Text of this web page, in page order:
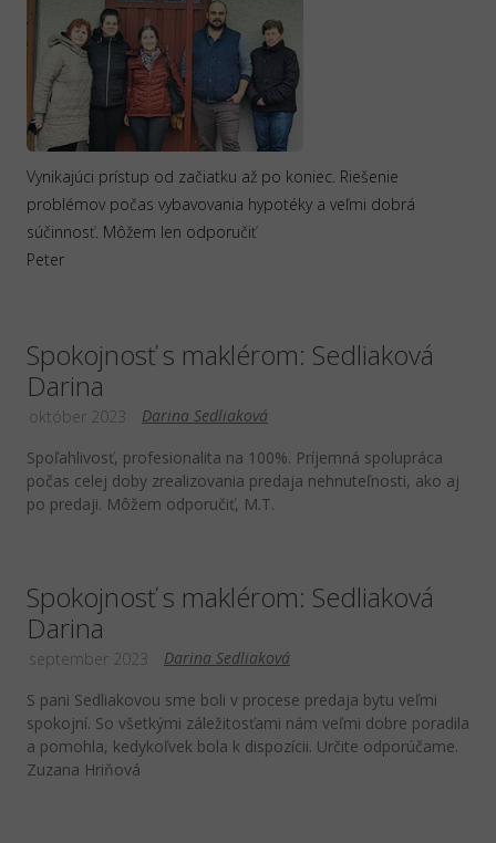
Vynikajúci prístup od začiatku až po koniec. Riešenie
problémov počas vybavovania hypotéky a veľmi dobrá
súčinnosť. Môžem len odporučiť
Peter
Spokojnosť s maklérom: Sedliaková
Darina
Darina Sedliaková
október 2023
Spoľahlivosť, profesionalita na 100%. Príjemná spolupráca
počas celej doby zrealizovania predaja nehnuteľnosti, ako aj
po predaji. Môžem odporučiť, M.T.
Spokojnosť s maklérom: Sedliaková
Darina
Darina Sedliaková
september 2023
S pani Sedliakovou sme boli v procese predaja bytu veľmi
spokojní. So všetkými záležitosťami nám veľmi dobre poradila
a pomohla, kedykoľvek bola k dispozícii. Určite odporúčame.
Zuzana Hriňová